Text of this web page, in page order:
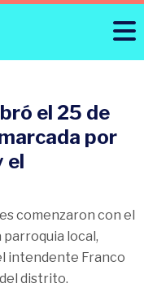
el 25 de
por
el
comenzaron con el
parroquia local,
intendente Franco
distrito.